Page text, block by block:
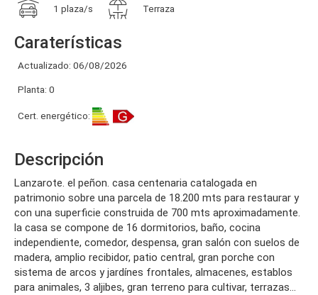
1 plaza/s Terraza
Caraterísticas
Actualizado: 06/08/2026
Planta: 0
Cert. energético:
Descripción
lanzarote. el peñon. casa centenaria catalogada en
patrimonio sobre una parcela de 18.200 mts para restaurar y
con una superficie construida de 700 mts aproximadamente.
la casa se compone de 16 dormitorios, baño, cocina
independiente, comedor, despensa, gran salón con suelos de
madera, amplio recibidor, patio central, gran porche con
sistema de arcos y jardínes frontales, almacenes, establos
para animales, 3 aljibes, gran terreno para cultivar, terrazas...